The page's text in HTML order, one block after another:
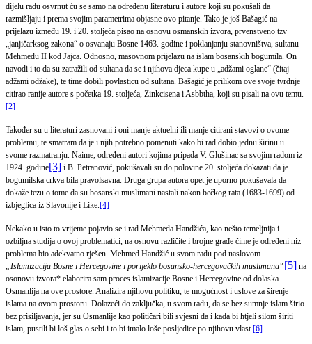
dijelu radu osvrnut ću se samo na određenu literaturu i autore koji su pokušali da
razmišljaju i prema svojim parametrima objasne ovo pitanje. Tako je još Bašagić na
prijelazu između 19. i 20. stoljeća pisao na osnovu osmanskih izvora, prvenstveno tzv
„janjičarksog zakona“ o osvanaju Bosne 1463. godine i poklanjanju stanovništva, sultanu
Mehmedu II kod Jajca. Odnosno, masovnom prijelazu na islam bosanskih bogumila. On
navodi i to da su zatražili od sultana da se i njihova djeca kupe u „adžami oglane“ (čitaj
adžami odžake), te time dobili povlasticu od sultana. Bašagić je prilikom ove svoje tvrdnje
citirao ranije autore s početka 19. stoljeća, Zinkcisena i Asbbtha, koji su pisali na ovu temu.
[2]
Također su u literaturi zasnovani i oni manje aktuelni ili manje citirani stavovi o ovome
problemu, te smatram da je i njih potrebno pomenuti kako bi rad dobio jednu širinu u
svome razmatranju. Naime, određeni autori kojima pripada V. Glušinac sa svojim radom iz
1924. godine[3] i B. Petranović, pokušavali su do polovine 20. stoljeća dokazati da je
bogumilska crkva bila pravolsavna. Druga grupa autora opet je uporno pokušavala da
dokaže tezu o tome da su bosanski muslimani nastali nakon bečkog rata (1683-1699) od
izbjeglica iz Slavonije i Like.[4]
Nekako u isto to vrijeme pojavio se i rad Mehmeda Handžića, kao nešto temeljnija i
ozbiljna studija o ovoj problematici, na osnovu različite i brojne građe čime je određeni niz
problema bio adekvatno rješen. Mehmed Handžić u svom radu pod naslovom
„Islamizacija Bosne i Hercegovine i porijeklo bosansko-hercegovačkih muslimana“[5] na
osonovu izvora* elaborira sam proces islamizacije Bosne i Hercegovine od dolaska
Osmanlija na ove prostore. Analizira njihovu politiku, te mogućnost i uslove za širenje
islama na ovom prostoru. Dolazeći do zaključka, u svom radu, da se bez sumnje islam širio
bez prisiljavanja, jer su Osmanlije kao političari bili svjesni da i kada bi htjeli silom širiti
islam, pustili bi loš glas o sebi i to bi imalo loše posljedice po njihovu vlast.[6]